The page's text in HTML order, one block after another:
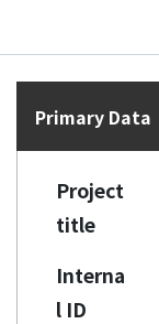
Statistics
Primary Data
Project
title
Interna
l ID